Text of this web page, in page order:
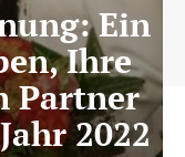
Ein
Ihre
Partner
2022